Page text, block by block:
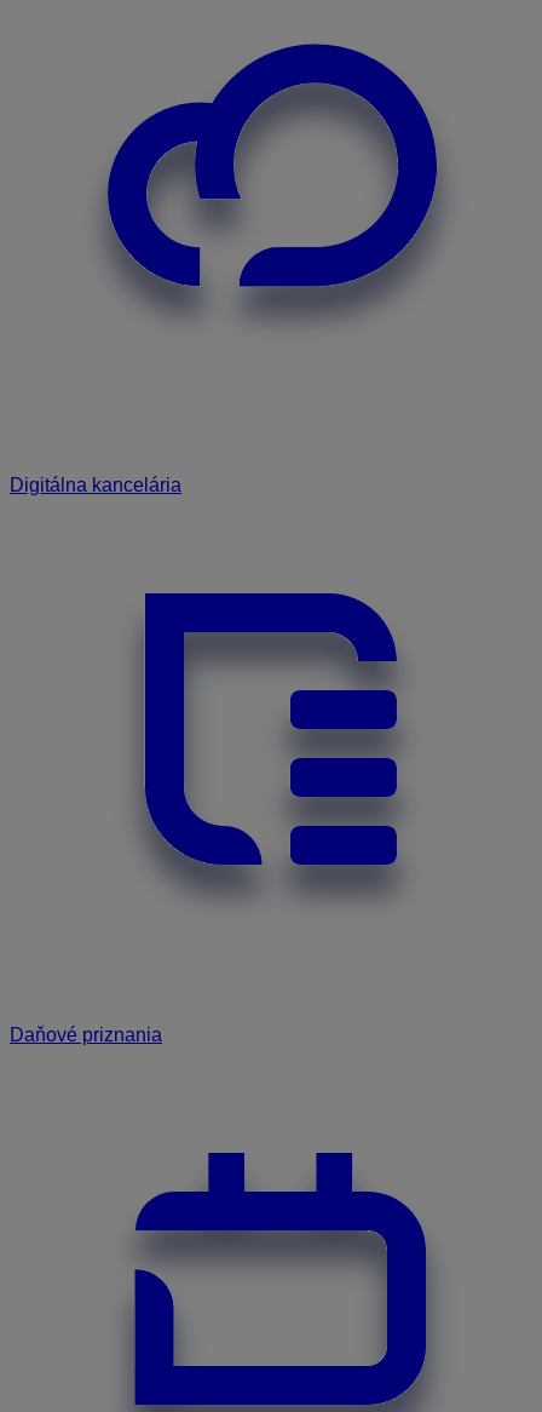
Digitálna kancelária
Daňové priznania